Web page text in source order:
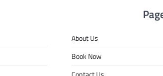
About Us
Book Now